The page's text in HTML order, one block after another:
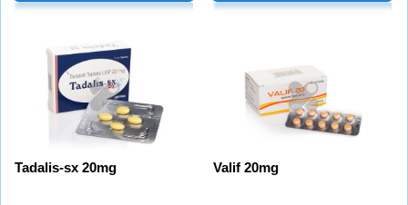
Tadalis-sx 20mg Valif 20mg